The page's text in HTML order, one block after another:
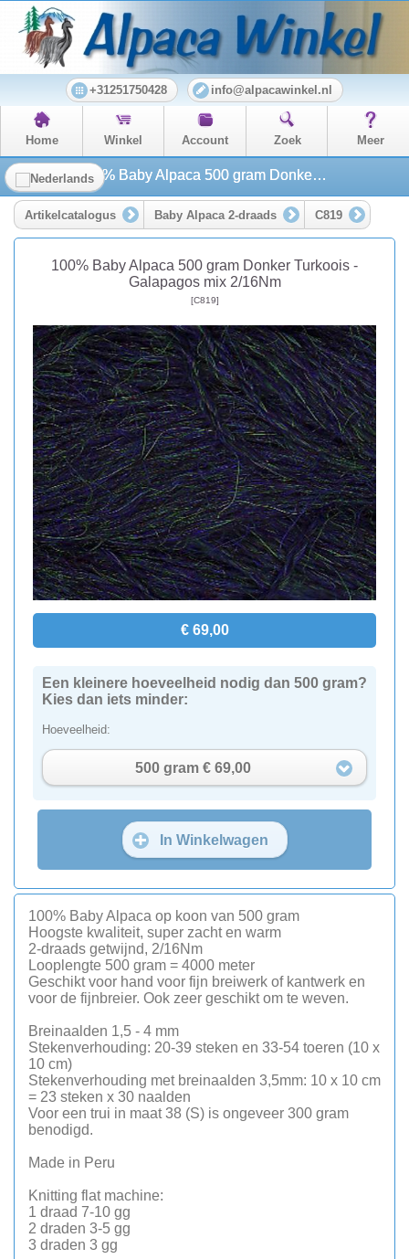
+31251750428 info@alpacawinkel.nl
Home Winkel Account Zoek Meer
100% Baby Alpaca 500 gram Donker Turkoois - Galapagos mix 2/16Nm
Artikelcatalogus Baby Alpaca 2-draads C819
100% Baby Alpaca 500 gram Donker Turkoois -
Galapagos mix 2/16Nm
[C819]
€ 69,00
Een kleinere hoeveelheid nodig dan 500 gram?
Kies dan iets minder:
Hoeveelheid:
500 gram € 69,00
In Winkelwagen
100% Baby Alpaca op koon van 500 gram
Hoogste kwaliteit, super zacht en warm
2-draads getwijnd, 2/16Nm
Looplengte 500 gram = 4000 meter
Geschikt voor hand voor fijn breiwerk of kantwerk en
voor de fijnbreier. Ook zeer geschikt om te weven.
Breinaalden 1,5 - 4 mm
Stekenverhouding: 20-39 steken en 33-54 toeren (10 x
10 cm)
Stekenverhouding met breinaalden 3,5mm: 10 x 10 cm
= 23 steken x 30 naalden
Voor een trui in maat 38 (S) is ongeveer 300 gram
benodigd.
Made in Peru
Knitting flat machine:
1 draad 7-10 gg
2 draden 3-5 gg
3 draden 3 gg